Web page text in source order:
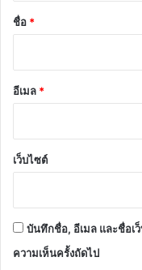
*
ชื่อ *
อีเมล *
เว็บไซต์
บันทึกชื่อ, อีเมล และชื่อเ
ความเห็นครั้งถัดไป